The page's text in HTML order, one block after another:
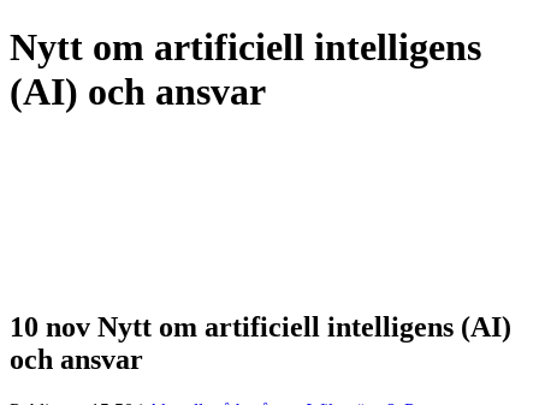
Nytt om artificiell intelligens
(AI) och ansvar
10 nov Nytt om artificiell intelligens (AI)
och ansvar